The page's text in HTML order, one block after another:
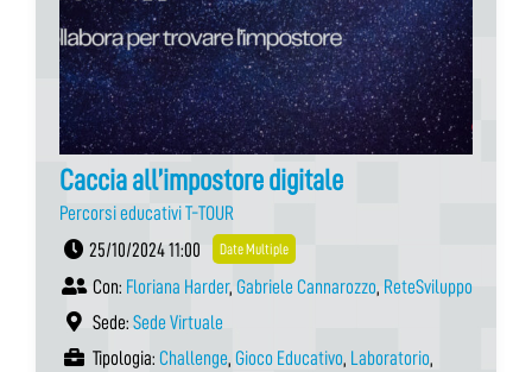
Caccia all’impostore digitale
Percorsi educativi T-TOUR
25/10/2024 11:00
Date Multiple
Con: Floriana Harder, Gabriele Cannarozzo, ReteSviluppo
Sede: Sede Virtuale
Tipologia: Challenge, Gioco Educativo, Laboratorio,